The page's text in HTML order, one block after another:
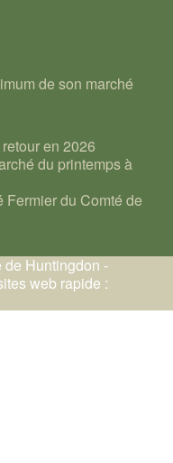
de son marché
en 2026
du printemps à
Fermier du Comté de
de Huntingdon -
web rapide :